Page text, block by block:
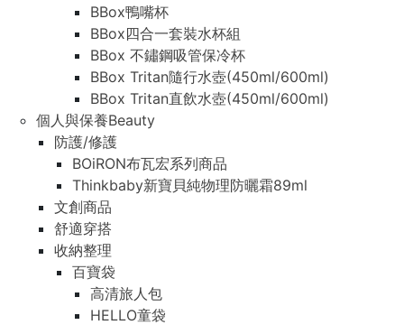
BBox鴨嘴杯
BBox四合一套裝水杯組
BBox 不鏽鋼吸管保冷杯
BBox Tritan隨行水壺(450ml/600ml)
BBox Tritan直飲水壺(450ml/600ml)
個人與保養Beauty
防護/修護
BOiRON布瓦宏系列商品
Thinkbaby新寶貝純物理防曬霜89ml
文創商品
舒適穿搭
收納整理
百寶袋
高清旅人包
HELLO童袋